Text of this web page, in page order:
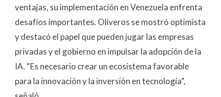
ventajas, su implementación en Venezuela enfrenta
desafíos importantes. Oliveros se mostró optimista
y destacó el papel que pueden jugar las empresas
privadas y el gobierno en impulsar la adopción de la
IA. “Es necesario crear un ecosistema favorable
para la innovación y la inversión en tecnología”,